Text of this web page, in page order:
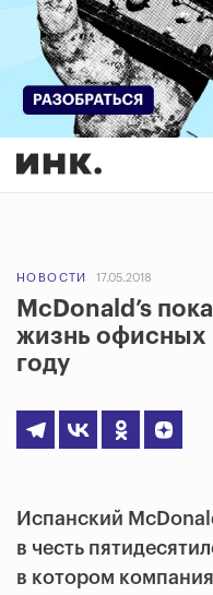
НОВОСТИ 17.05.2018
McDonald’s
жизнь офисных
году
Испанский
в честь
в котором